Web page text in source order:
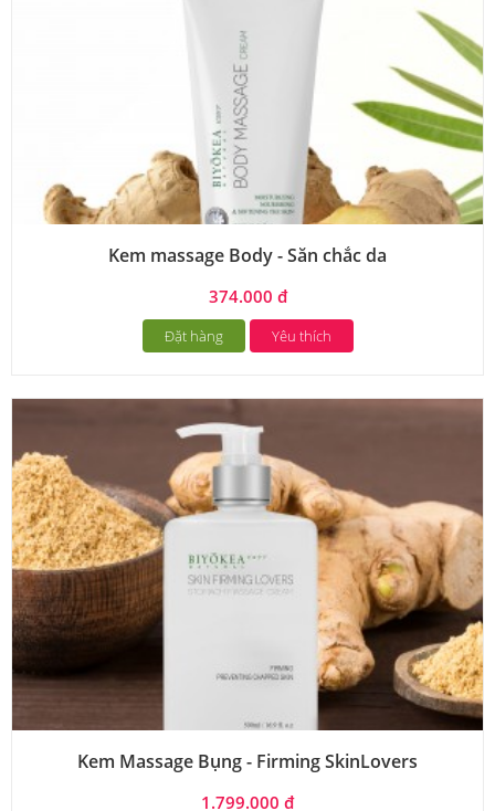
Kem massage Body - Săn chắc da
374.000 đ
Đặt hàng Yêu thích
Kem Massage Bụng - Firming SkinLovers
1.799.000 đ